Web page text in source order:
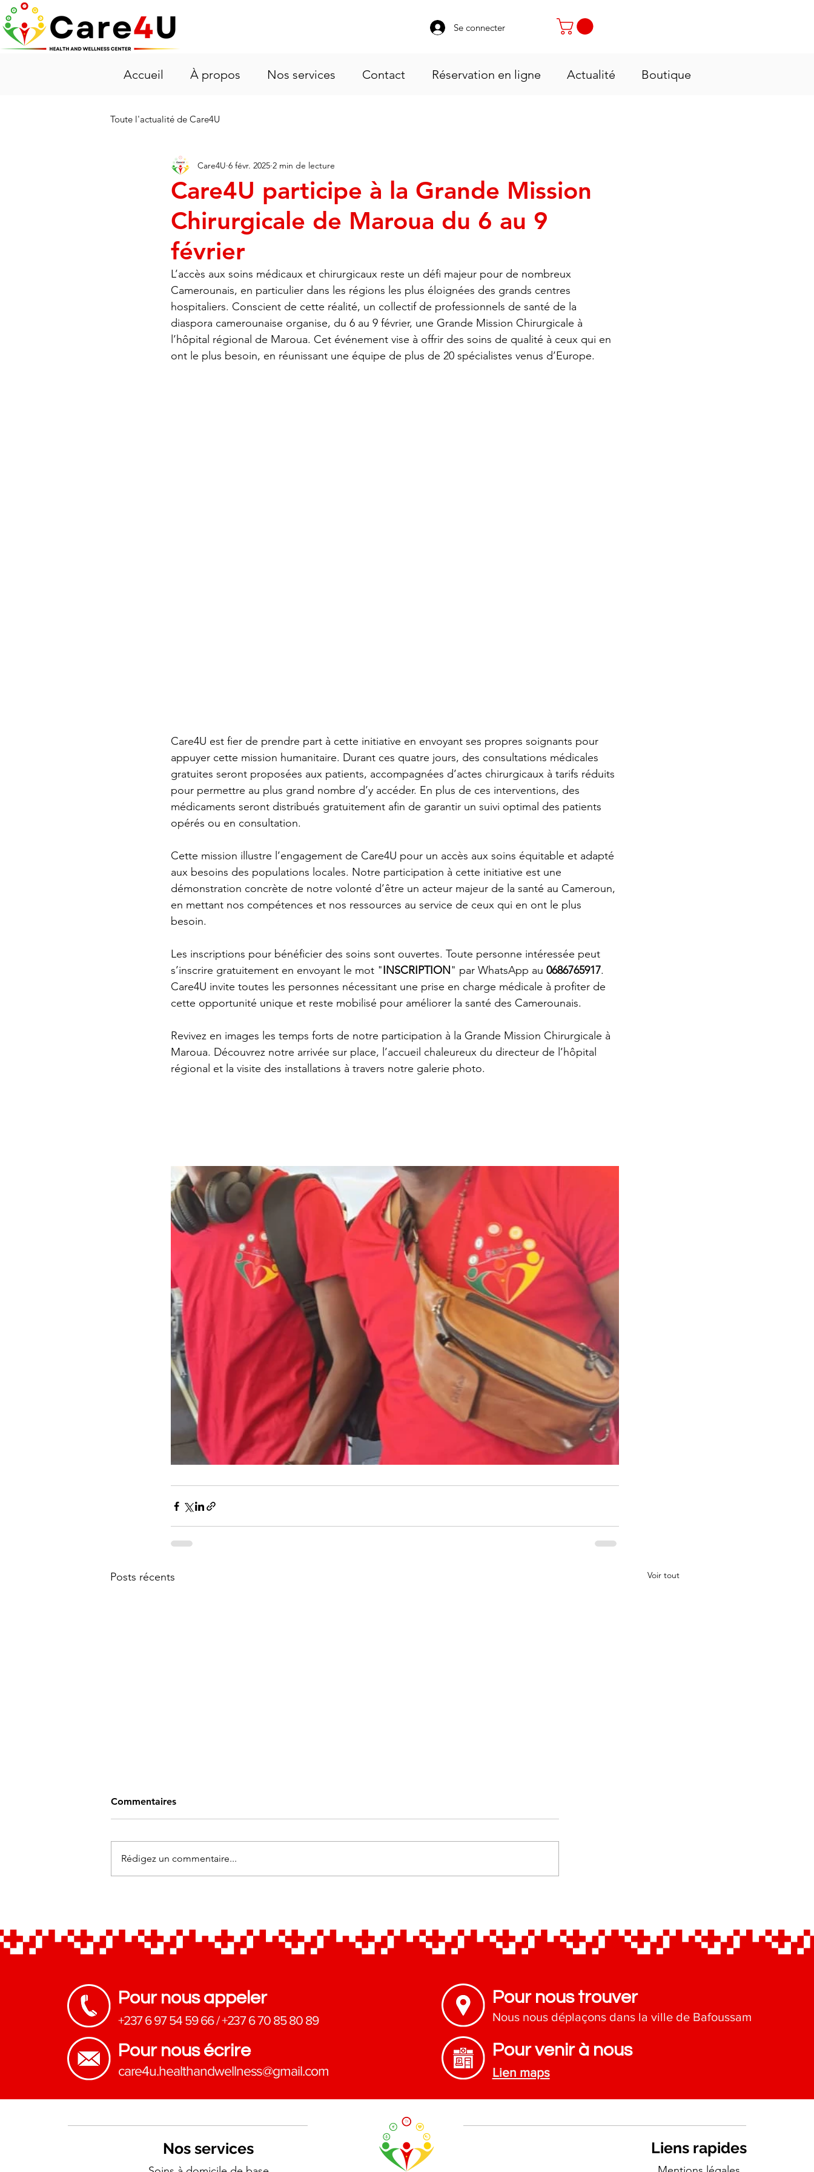
Se connecter
Accueil À propos Nos services Contact Réservation en ligne Actualité Boutique
Toute l'actualité de Care4U
Care4U participe à la Grande Mission
Chirurgicale de Maroua du 6 au 9
février
Care4U 6 févr. 2025 2 min de lecture
L’accès aux soins médicaux et chirurgicaux reste un défi majeur pour de nombreux
Camerounais, en particulier dans les régions les plus éloignées des grands centres
hospitaliers. Conscient de cette réalité, un collectif de professionnels de santé de la
diaspora camerounaise organise, du 6 au 9 février, une Grande Mission Chirurgicale à
l’hôpital régional de Maroua. Cet événement vise à offrir des soins de qualité à ceux qui en
ont le plus besoin, en réunissant une équipe de plus de 20 spécialistes venus d’Europe.
Care4U est fier de prendre part à cette initiative en envoyant ses propres soignants pour
appuyer cette mission humanitaire. Durant ces quatre jours, des consultations médicales
gratuites seront proposées aux patients, accompagnées d’actes chirurgicaux à tarifs réduits
pour permettre au plus grand nombre d’y accéder. En plus de ces interventions, des
médicaments seront distribués gratuitement afin de garantir un suivi optimal des patients
opérés ou en consultation.
Cette mission illustre l’engagement de Care4U pour un accès aux soins équitable et adapté
aux besoins des populations locales. Notre participation à cette initiative est une
démonstration concrète de notre volonté d’être un acteur majeur de la santé au Cameroun,
en mettant nos compétences et nos ressources au service de ceux qui en ont le plus
besoin.
Les inscriptions pour bénéficier des soins sont ouvertes. Toute personne intéressée peut
s’inscrire gratuitement en envoyant le mot "INSCRIPTION" par WhatsApp au 0686765917.
Care4U invite toutes les personnes nécessitant une prise en charge médicale à profiter de
cette opportunité unique et reste mobilisé pour améliorer la santé des Camerounais.
Revivez en images les temps forts de notre participation à la Grande Mission Chirurgicale à
Maroua. Découvrez notre arrivée sur place, l’accueil chaleureux du directeur de l’hôpital
régional et la visite des installations à travers notre galerie photo.
Posts récents Voir tout
2005
Commentaires
Rédigez un commentaire...
Pour nous appeler
+237 6 97 54 59 66/+237 6 70 85 80 89
Pour nous écrire
​care4u.healthandwellness@gmail.com
Pour nous trouver
Nous nous déplaçons dans la ville de Bafoussam
Pour venir à nous
Lien maps
Nos services Liens rapides